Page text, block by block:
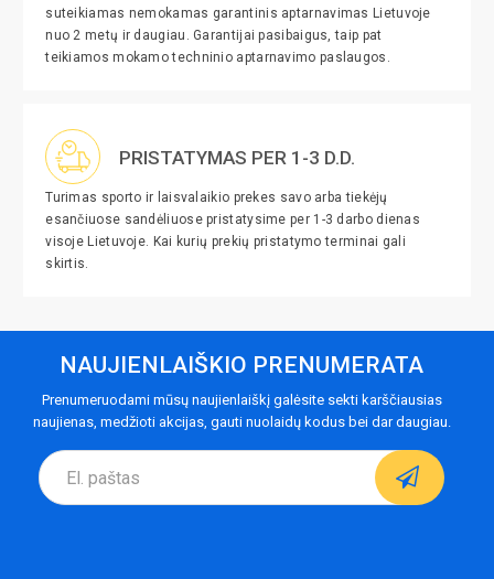
suteikiamas nemokamas garantinis aptarnavimas Lietuvoje
nuo 2 metų ir daugiau. Garantijai pasibaigus, taip pat
teikiamos mokamo techninio aptarnavimo paslaugos.
PRISTATYMAS PER 1-3 D.D.
Turimas sporto ir laisvalaikio prekes savo arba tiekėjų
esančiuose sandėliuose pristatysime per 1-3 darbo dienas
visoje Lietuvoje. Kai kurių prekių pristatymo terminai gali
skirtis.
NAUJIENLAIŠKIO PRENUMERATA
Prenumeruodami mūsų naujienlaiškį galėsite sekti karščiausias
naujienas, medžioti akcijas, gauti nuolaidų kodus bei dar daugiau.